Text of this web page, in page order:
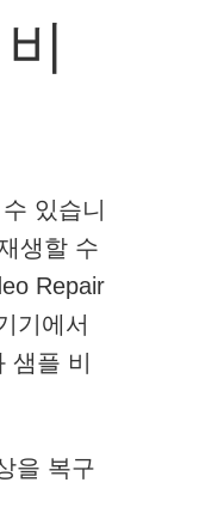
있습니
생할 수
Repair
기에서
플 비
을 복구